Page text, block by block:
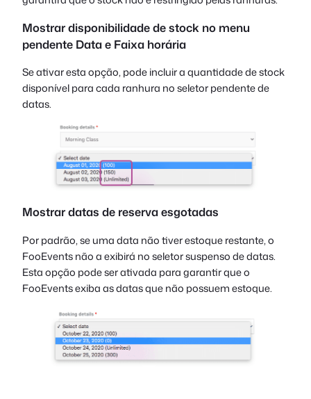
Mostrar disponibilidade de stock no menu
pendente Data e Faixa horária
Se ativar esta opção, pode incluir a quantidade de stock
disponível para cada ranhura no seletor pendente de
datas.
Mostrar datas de reserva esgotadas
Por padrão, se uma data não tiver estoque restante, o
FooEvents não a exibirá no seletor suspenso de datas.
Esta opção pode ser ativada para garantir que o
FooEvents exiba as datas que não possuem estoque.